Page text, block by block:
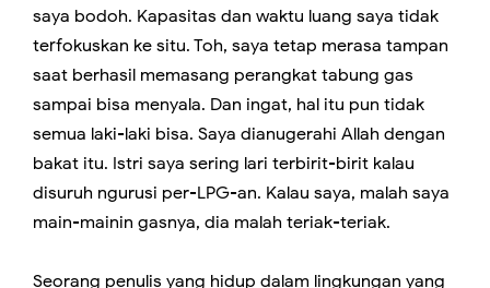
saya bodoh. Kapasitas dan waktu luang saya tidak
terfokuskan ke situ. Toh, saya tetap merasa tampan
saat berhasil memasang perangkat tabung gas
sampai bisa menyala. Dan ingat, hal itu pun tidak
semua laki-laki bisa. Saya dianugerahi Allah dengan
bakat itu. Istri saya sering lari terbirit-birit kalau
disuruh ngurusi per-LPG-an. Kalau saya, malah saya
main-mainin gasnya, dia malah teriak-teriak.
Seorang penulis yang hidup dalam lingkungan yang